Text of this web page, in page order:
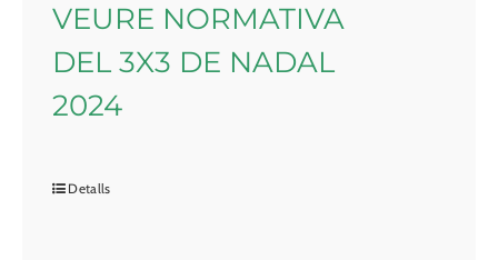
VEURE NORMATIVA
DEL 3X3 DE NADAL
2024
Detalls